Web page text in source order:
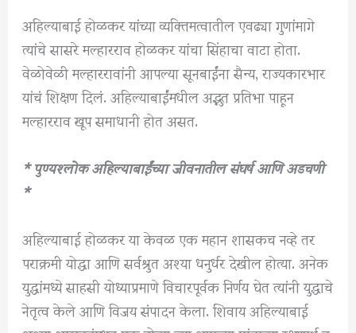
अहिल्याबाई होळकर यांच्या व्यक्तिमत्वातील एवढ्या गुणांमागे
त्यांचे सासरे मल्हारराव होळकर यांचा सिंहाचा वाटा होता.
वेळोवेळी मल्हाररावांनी आपल्या सूनबाईंना सैन्य, राज्यकारभार
यांचं शिक्षण दिलं. अहिल्याबाईंमधील अद्भुत प्रतिभा पाहून
मल्हारराव खूप समाधानी होत असत.
* पुण्यश्लोक अहिल्याबाईंच्या जीवनातील संघर्ष आणि अडचणी
*
अहिल्याबाई होळकर या केवळ एक महान शासकच नव्हे तर
पराक्रमी योद्धा आणि सर्वश्रुत अश्या धनुर्धर देखील होत्या. अनेक
युद्धांमध्ये साहसी योध्याप्रमाणे विचारपूर्वक निर्णय घेत त्यांनी युद्धाचे
नेतृत्व केले आणि विजय संपादन केला. शिवाय अहिल्याबाई